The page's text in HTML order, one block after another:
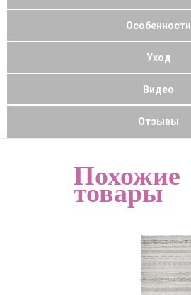
Особенности
Уход
Видео
Отзывы
Похожие
товары